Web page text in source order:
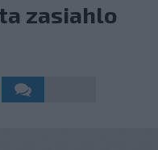
zasiahlo